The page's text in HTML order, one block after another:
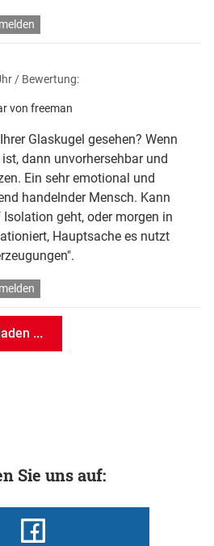
/ Bewertung:
von freeman
Glaskugel gesehen? Wenn
dann unvorhersehbar und
Ein sehr emotional und
handelnder Mensch. Kann
geht, oder morgen in
Hauptsache es nutzt
...
Sie uns auf: